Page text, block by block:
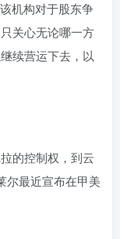
机构对于股东争
关心无论哪一方
续营运下去，以
的控制权，到云
尔最近宣布在甲美